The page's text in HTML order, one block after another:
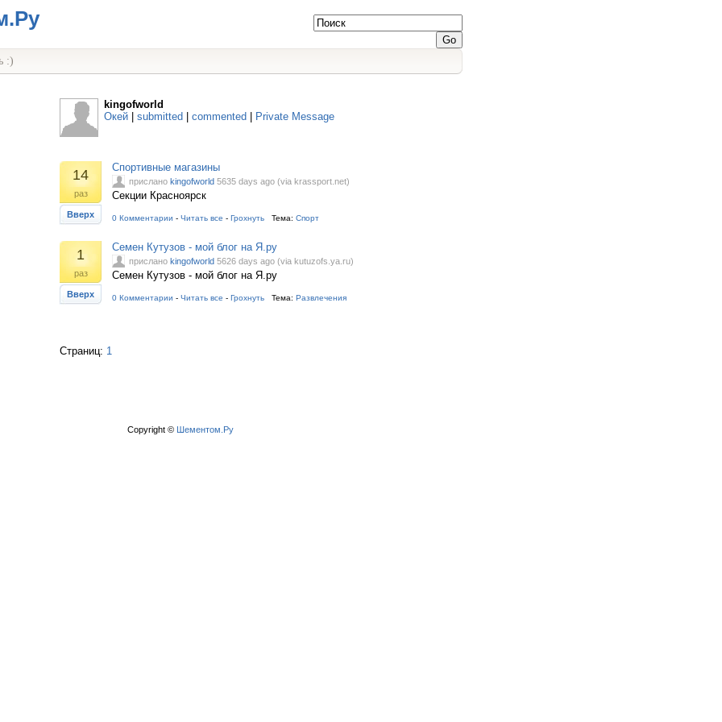
:)
kingofworld
Окей
submitted commented Private Message
14
раз
Вверх
Спортивные мaгaзины
прислано kingofworld 5635 days ago (via krassport.net)
Секции Красноярск
0 Комментарии - Читать все - Грохнуть Тема: Спорт
1
раз
Вверх
Семен Кутузов - мой блог на Я.ру
прислано kingofworld 5626 days ago (via kutuzofs.ya.ru)
Семен Кутузов - мой блог на Я.ру
0 Комментарии - Читать все - Грохнуть Тема: Развлечения
Страниц: 1
Copyright © Шементом.Ру